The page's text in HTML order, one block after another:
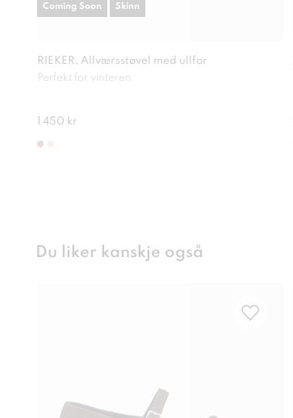
RIEKER, Allværsstøvel med ullfor
Perfekt for vinteren
1 450 kr
Coming Soon Skinn
Du liker kanskje også